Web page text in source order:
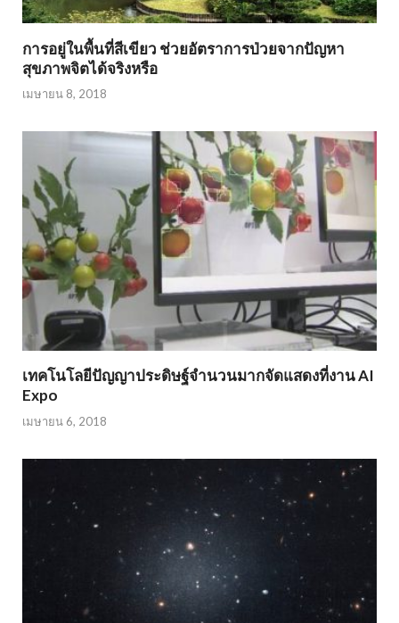
การอยู่ในพื้นที่สีเขียว ช่วยอัตราการป่วยจากปัญหา
สุขภาพจิตได้จริงหรือ
เมษายน 8, 2018
เทคโนโลยีปัญญาประดิษฐ์จำนวนมากจัดแสดงที่งาน AI
Expo
เมษายน 6, 2018